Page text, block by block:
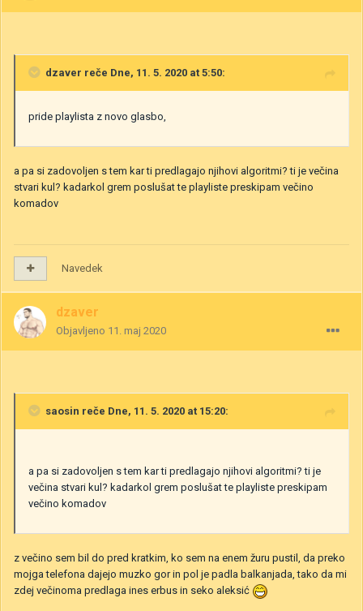
dzaver reče Dne, 11. 5. 2020 at 5:50:
pride playlista z novo glasbo,
a pa si zadovoljen s tem kar ti predlagajo njihovi algoritmi? ti je večina
stvari kul? kadarkol grem poslušat te playliste preskipam večino
komadov
Navedek
dzaver
Objavljeno 11. maj 2020
saosin reče Dne, 11. 5. 2020 at 15:20:
a pa si zadovoljen s tem kar ti predlagajo njihovi algoritmi? ti je
večina stvari kul? kadarkol grem poslušat te playliste preskipam
večino komadov
z večino sem bil do pred kratkim, ko sem na enem žuru pustil, da preko
mojga telefona dajejo muzko gor in pol je padla balkanjada, tako da mi
zdej večinoma predlaga ines erbus in seko aleksić